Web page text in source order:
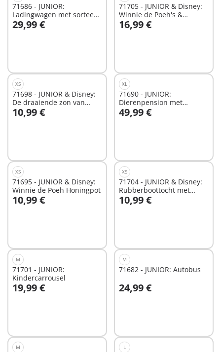
71686 - JUNIOR:
Ladingwagen met sorteer-
garage
29,99 €
In winkelwagen
71705 - JUNIOR & Disney:
Winnie de Poeh's &
Knorretje's Wateravontuur
16,99 €
In winkelwagen
XS
71698 - JUNIOR & Disney:
De draaiende zon van
Mickey Mouse met
rammelfun
10,99 €
In winkelwagen
XL
71690 - JUNIOR:
Dierenpension met
voerautomaat
49,99 €
In winkelwagen
XS
71695 - JUNIOR & Disney:
Winnie de Poeh Honingpot
10,99 €
In winkelwagen
XS
71704 - JUNIOR & Disney:
Rubberboottocht met
Teigetje
10,99 €
In winkelwagen
M
71701 - JUNIOR:
Kindercarrousel
19,99 €
In winkelwagen
M
71682 - JUNIOR: Autobus
24,99 €
In winkelwagen
M L